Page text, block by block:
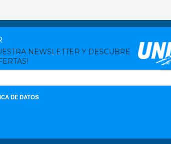
NEWSLETTER Y DESCUBRE
DE DATOS